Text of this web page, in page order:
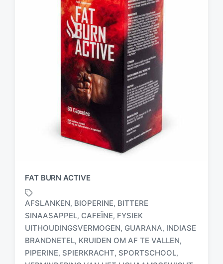
FAT BURN ACTIVE
e
AFSLANKEN, BIOPERINE, BITTERE
SINAASAPPEL, CAFEÏNE, FYSIEK
UITHOUDINGSVERMOGEN, GUARANA, INDIASE
BRANDNETEL, KRUIDEN OM AF TE VALLEN,
PIPERINE, SPIERKRACHT, SPORTSCHOOL,